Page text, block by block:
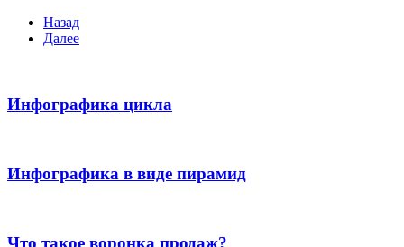
Назад
Далее
Инфографика цикла
Инфографика в виде пирамид